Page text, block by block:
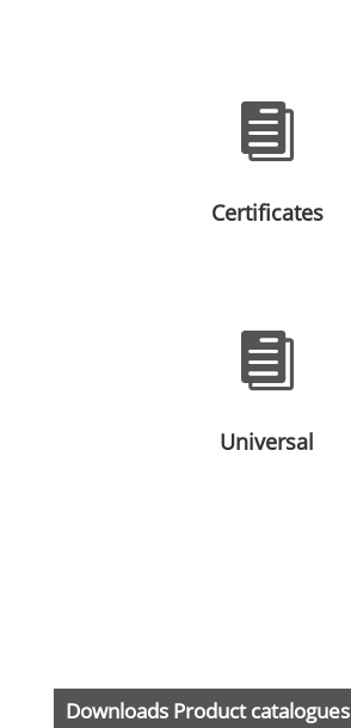

Certificates

Universal
Downloads Product catalogues